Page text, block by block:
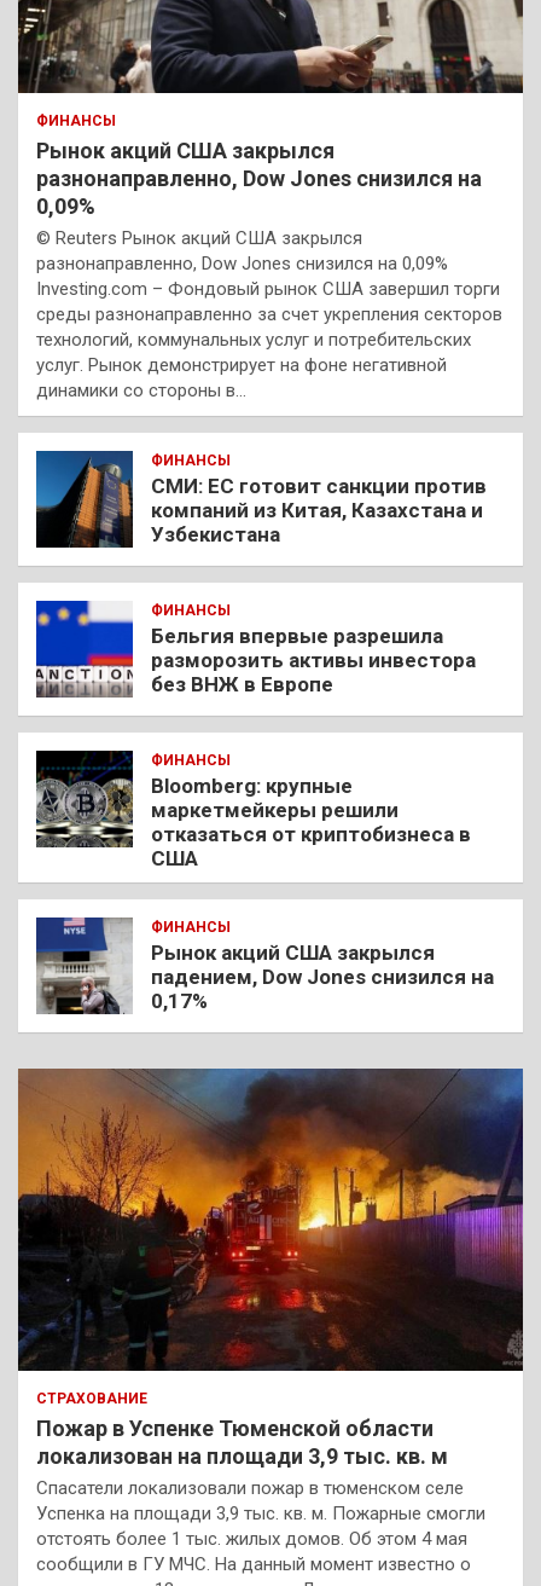
ФИНАНСЫ
Рынок акций США закрылся
разнонаправленно, Dow Jones снизился на
0,09%
© Reuters Рынок акций США закрылся
разнонаправленно, Dow Jones снизился на 0,09%
Investing.com – Фондовый рынок США завершил торги
среды разнонаправленно за счет укрепления секторов
технологий, коммунальных услуг и потребительских
услуг. Рынок демонстрирует на фоне негативной
динамики со стороны в…
ФИНАНСЫ
СМИ: ЕС готовит санкции против
компаний из Китая, Казахстана и
Узбекистана
ФИНАНСЫ
Бельгия впервые разрешила
разморозить активы инвестора
без ВНЖ в Европе
ФИНАНСЫ
Bloomberg: крупные
маркетмейкеры решили
отказаться от криптобизнеса в
США
ФИНАНСЫ
Рынок акций США закрылся
падением, Dow Jones снизился на
0,17%
СТРАХОВАНИЕ
Пожар в Успенке Тюменской области
локализован на площади 3,9 тыс. кв. м
Спасатели локализовали пожар в тюменском селе
Успенка на площади 3,9 тыс. кв. м. Пожарные смогли
отстоять более 1 тыс. жилых домов. Об этом 4 мая
сообщили в ГУ МЧС. На данный момент известно о